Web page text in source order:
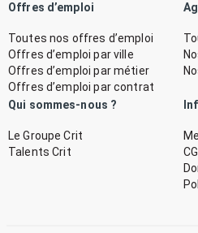
Offres d’emploi
Toutes nos offres d’emploi
Offres d’emploi par ville
Offres d’emploi par métier
Offres d’emploi par contrat
Qui sommes-nous ?
Le Groupe Crit
Talents Crit